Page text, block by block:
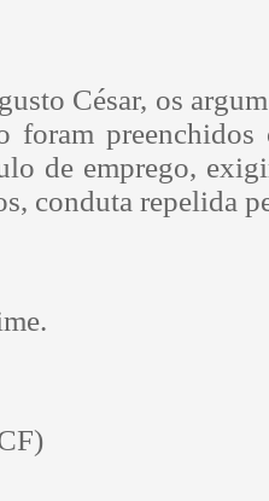
César, os
foram preenchidos
de emprego,
conduta repelida